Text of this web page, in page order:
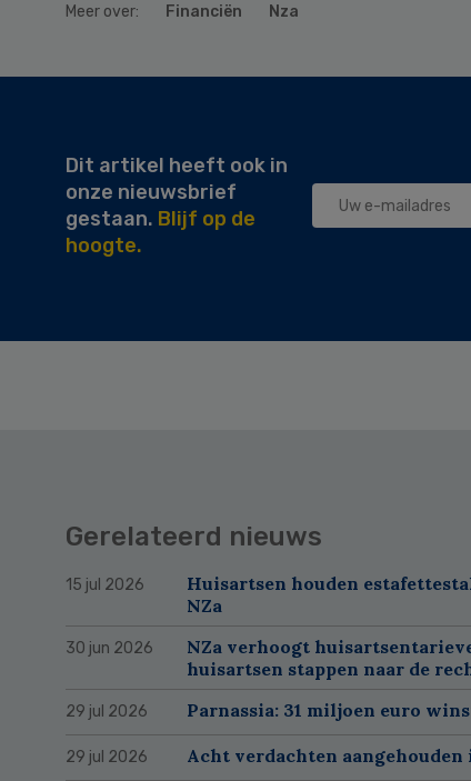
Meer over: Financiën Nza
Dit artikel heeft ook in
onze nieuwsbrief
gestaan. Blijf op de
hoogte.
Gerelateerd nieuws
15 jul 2026
Huisartsen houden
NZa
30 jun 2026
NZa verhoogt
huisartsen stappen naar de
29 jul 2026 Parnassia: 31 miljoen euro
29 jul 2026 Acht verdachten